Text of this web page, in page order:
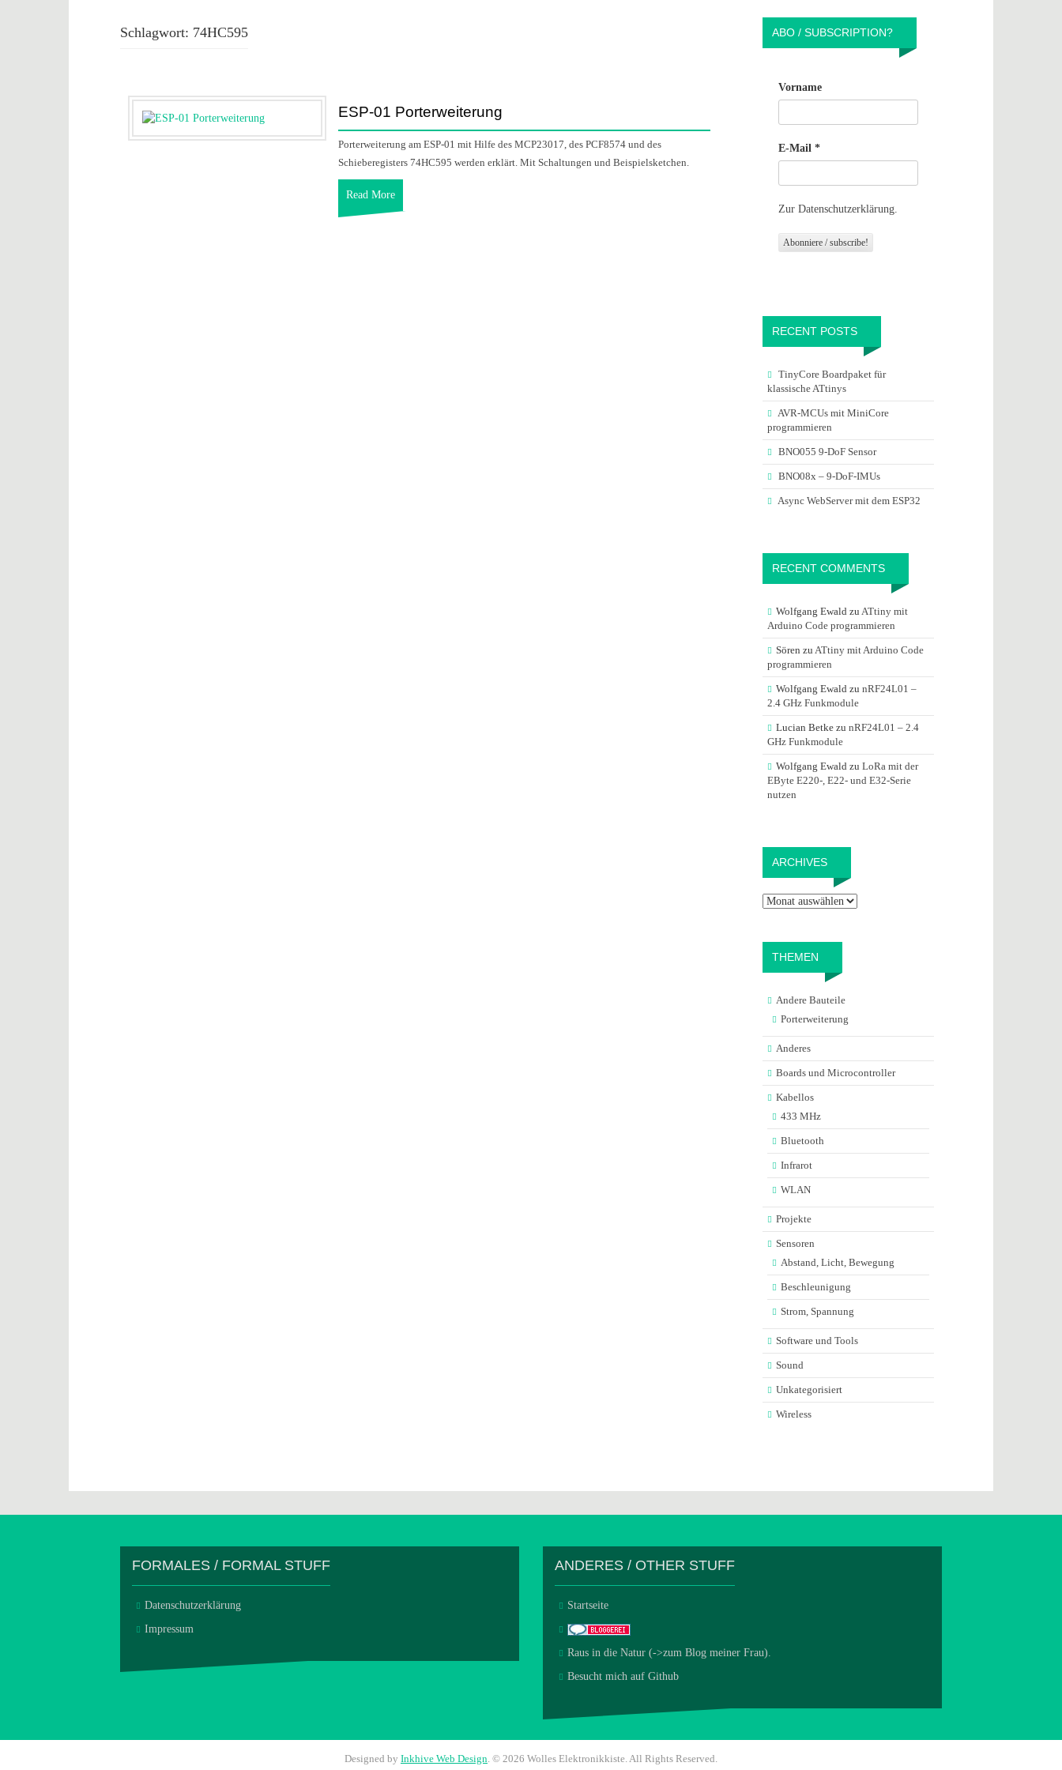
Schlagwort: 74HC595
ESP-01 Porterweiterung
Porterweiterung am ESP-01 mit Hilfe des MCP23017, des PCF8574 und des
Schieberegisters 74HC595 werden erklärt. Mit Schaltungen und Beispielsketchen.
Read More
ABO / SUBSCRIPTION?
Vorname
E-Mail *
Zur Datenschutzerklärung.
RECENT POSTS
TinyCore Boardpaket für
klassische ATtinys
AVR-MCUs mit MiniCore
programmieren
BNO055 9-DoF Sensor
BNO08x – 9-DoF-IMUs
Async WebServer mit dem ESP32
RECENT COMMENTS
Wolfgang Ewaldzu ATtiny mit
Arduino Code programmieren
Sören zu ATtiny mit Arduino Code
programmieren
Wolfgang Ewaldzu nRF24L01 –
2.4 GHz Funkmodule
Lucian Betkezu nRF24L01 – 2.4
GHz Funkmodule
Wolfgang Ewaldzu LoRa mit der
EByte E220-, E22- und E32-Serie
nutzen
ARCHIVES
THEMEN
Andere Bauteile
Porterweiterung
Anderes
Boards und Microcontroller
Kabellos
433 MHz
Bluetooth
Infrarot
WLAN
Projekte
Sensoren
Abstand, Licht, Bewegung
Beschleunigung
Strom, Spannung
Software und Tools
Sound
Unkategorisiert
Wireless
FORMALES / FORMAL STUFF
Datenschutzerklärung
Impressum
ANDERES / OTHER STUFF
Startseite
Raus in die Natur (->zum Blog meiner Frau).
Besucht mich auf Github
Designed by Inkhive Web Design. © 2026 Wolles Elektronikkiste. All Rights Reserved.